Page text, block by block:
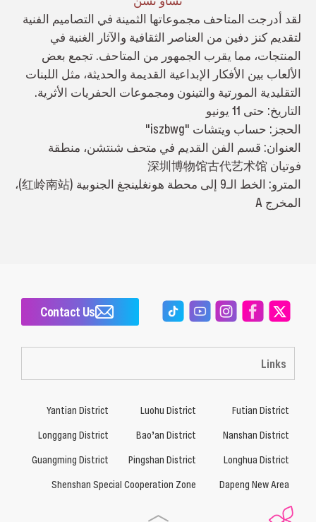
لقد أدرجت المتاحف مجموعاتها الثمينة في التصاميم الفنية
لتقديم كنز دفين من العناصر الثقافية والآثار الغنية في
المنتجات، مما يقرب الجمهور من المتاحف. تجمع بعض
الألعاب بين الأفكار الإبداعية القديمة والحديثة، مثل اللبنات
التقليدية المورتية والتينون ومجموعات الحفريات الأثرية.
التاريخ: حتى 11 يونيو
الحجز: حساب ويتشات "iszbwg"
العنوان: قسم الفن القديم في متحف شنتشن، منطقة
فوتيان 深圳博物馆古代艺术馆
المترو: الخط الـ9 إلى محطة هونغلينجغ الجنوبية (红岭南站)،
المخرج A
Links
Contact Us
Futian District
Luohu District
Yantian District
Nanshan District
Bao’an District
Longgang District
Longhua District
Pingshan District
Guangming District
Dapeng New Area
Shenshan Special Cooperation Zone